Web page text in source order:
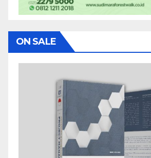
ON SALE